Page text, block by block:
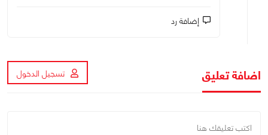
إضافة رد
اضافة تعليق تسجيل الدخول